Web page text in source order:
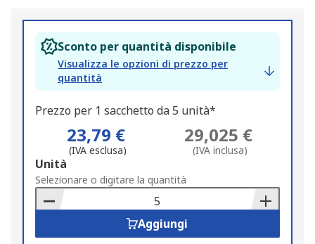
Sconto per quantità disponibile
Visualizza le opzioni di prezzo per
quantità
Prezzo per 1 sacchetto da 5 unità*
23,79 €
(IVA esclusa)
29,025 €
(IVA inclusa)
Add
to
Basket
Unità
Selezionare o digitare la quantità
Aggiungi